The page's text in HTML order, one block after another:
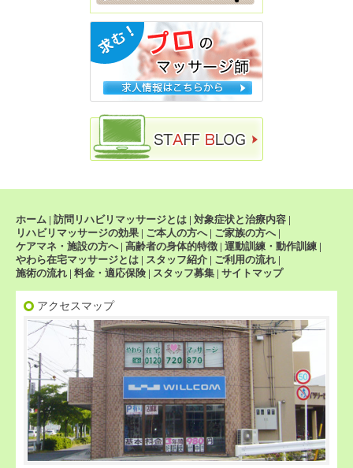
ホーム | 訪問リハビリマッサージとは | 対象症状と治療内容 |
リハビリマッサージの効果 | ご本人の方へ| ご家族の方へ|
ケアマネ・施設の方へ| 高齢者の身体的特徴 | 運動訓練・動作訓練 |
やわら在宅マッサージとは | スタッフ紹介 | ご利用の流れ |
施術の流れ | 料金・適応保険 | スタッフ募集 | サイトマップ
アクセスマップ